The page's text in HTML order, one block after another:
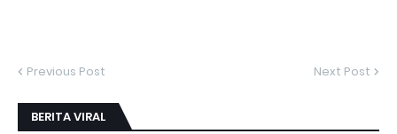
Previous Post Next Post
BERITA VIRAL